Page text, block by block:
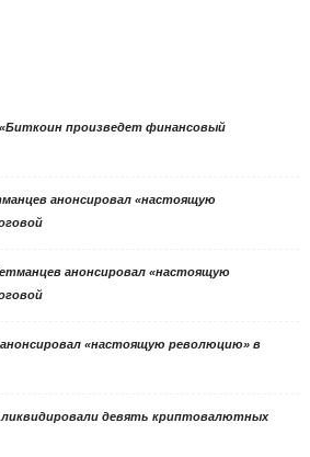
произведет финансовый
анонсировал «настоящую
анонсировал «настоящую
«настоящую революцию» в
ликвидировали девять криптовалютных